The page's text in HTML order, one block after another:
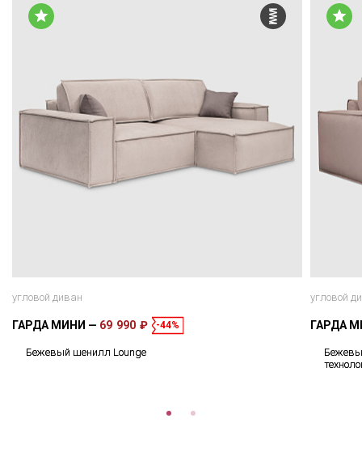
угловой диван
ГАРДА МИНИ 69 990 ₽ -44%
Бежевый шенилл Lounge
угловой
ГАРДА